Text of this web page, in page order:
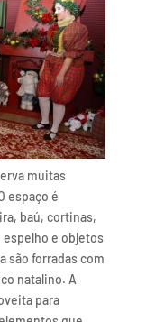
muitas
espaço é
baú, cortinas,
e objetos
são forradas com
natalino. A
para